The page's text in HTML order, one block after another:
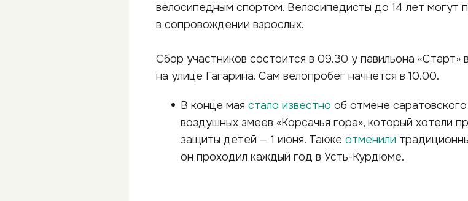
велосипедным спортом. Велосипедисты до 14 лет могут
в сопровождении взрослых.
Сбор участников состоится в 09.30 у павильона «Старт»
на улице Гагарина. Сам велопробег начнется в 10.00.
В конце мая стало известно об отмене
воздушных змеев «Корсачья гора», который хотели
защиты детей — 1 июня. Также отменили
он проходил каждый год в Усть-Курдюме.